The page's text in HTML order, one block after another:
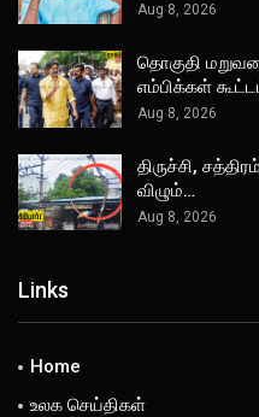
Aug 8, 2026
தொகுதி
எம்பிக்கள்
Aug 8, 2026
திருச்சி,
விழும்…
Aug 8, 2026
Links
Home
உலக செய்திகள்